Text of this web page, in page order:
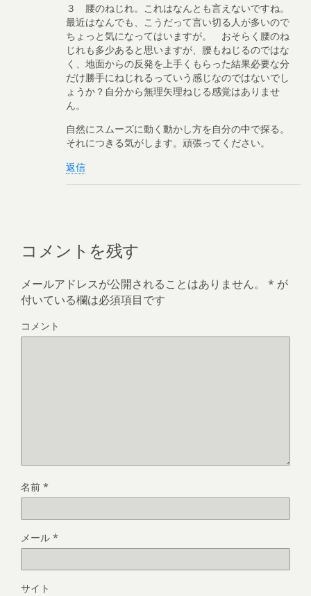
３ 腰のねじれ。これはなんとも言えないですね。
最近はなんでも、こうだって言い切る人が多いので
ちょっと気になってはいますが。 おそらく腰のね
じれも多少あると思いますが、腰もねじるのではな
く、地面からの反発を上手くもらった結果必要な分
だけ勝手にねじれるっていう感じなのではないでし
ょうか？自分から無理矢理ねじる感覚はありませ
ん。
自然にスムーズに動く動かし方を自分の中で探る。
それにつきる気がします。頑張ってください。
返信
コメントを残す
メールアドレスが公開されることはありません。 * が
付いている欄は必須項目です
コメント
名前 *
メール *
サイト